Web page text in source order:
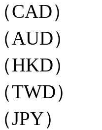
CAD）
AUD）
HKD）
TWD）
JPY）